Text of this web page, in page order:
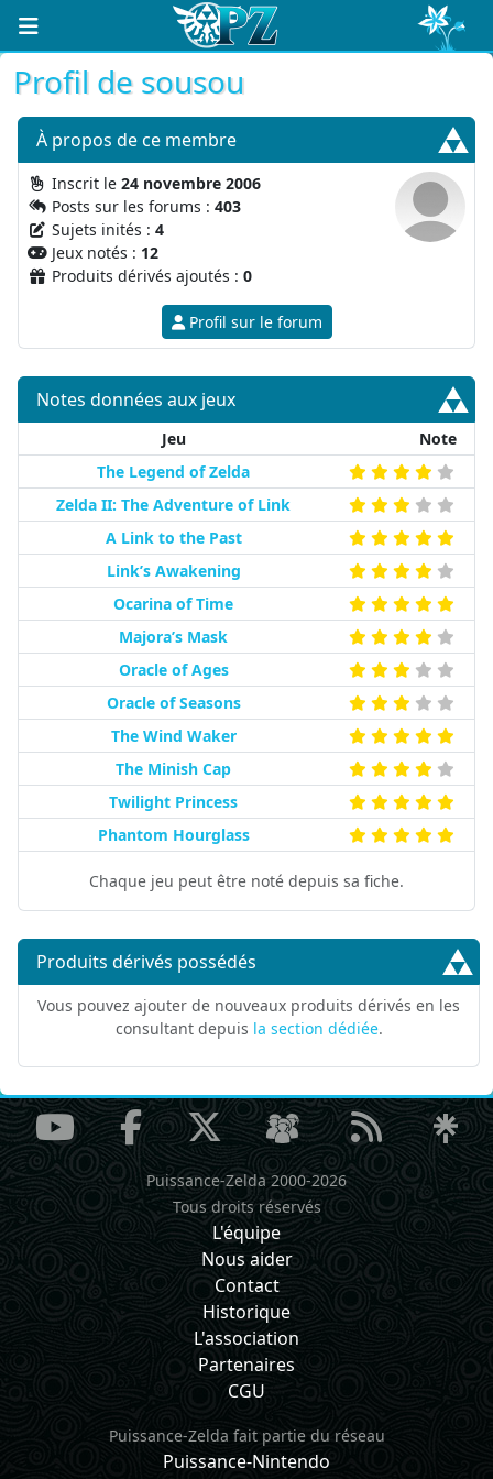
Profil de sousou
À propos de ce membre
Inscrit le 24 novembre 2006
Posts sur les forums : 403
Sujets inités : 4
Jeux notés : 12
Produits dérivés ajoutés : 0
Profil sur le forum
Notes données aux jeux
Jeu
Note
The Legend of Zelda
Zelda II: The Adventure of Link
A Link to the Past
Link’s Awakening
Ocarina of Time
Majora’s Mask
Oracle of Ages
Oracle of Seasons
The Wind Waker
The Minish Cap
Twilight Princess
Phantom Hourglass
Chaque jeu peut être noté depuis sa fiche.
Produits dérivés possédés
Vous pouvez ajouter de nouveaux produits dérivés en les
consultant depuis la section dédiée.
Puissance-Zelda 2000-2026
Tous droits réservés
L'équipe
Nous aider
Contact
Historique
L'association
Partenaires
CGU
Puissance-Zelda fait partie du réseau
Puissance-Nintendo